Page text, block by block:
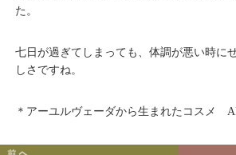
た。
七日が過ぎてしまっても、体調が悪い時に
しさですね。
＊アーユルヴェーダから生まれたコスメ